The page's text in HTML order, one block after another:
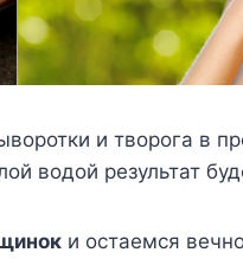
и творога в
водой результат
и остаемся